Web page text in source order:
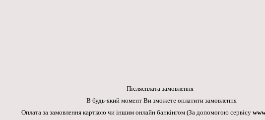
Післясплата замовлення
В будь-який момент Ви зможете оплатити замовлення
Оплата за замовлення карткою чи іншим онлайн банкінгом (За допомогою сервісу